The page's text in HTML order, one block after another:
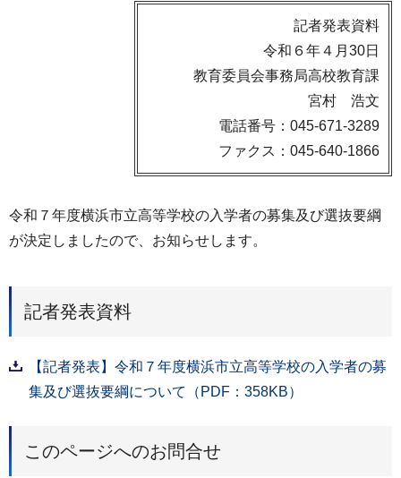
記者発表資料
令和６年４月30日
教育委員会事務局高校教育課
宮村 浩文
電話番号：045-671-3289
ファクス：045-640-1866
令和７年度横浜市立高等学校の入学者の募集及び選抜要綱
が決定しましたので、お知らせします。
記者発表資料
【記者発表】令和７年度横浜市立高等学校の入学者の募
集及び選抜要綱について（PDF：358KB）
このページへのお問合せ